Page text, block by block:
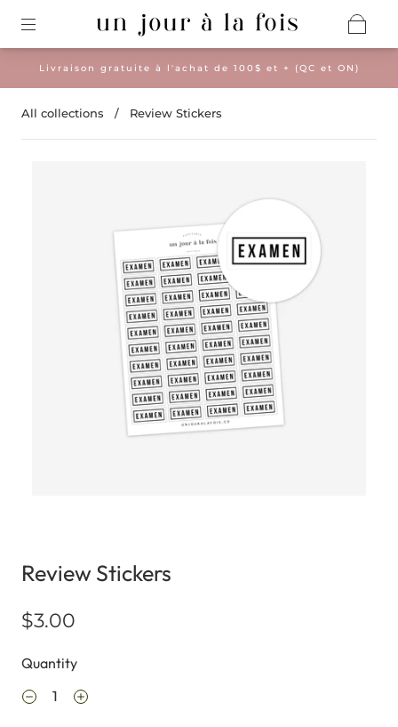
Livraison gratuite à l'achat de 100$ et + (QC et ON)
All collections / Review Stickers
Review Stickers
$3.00
Quantity